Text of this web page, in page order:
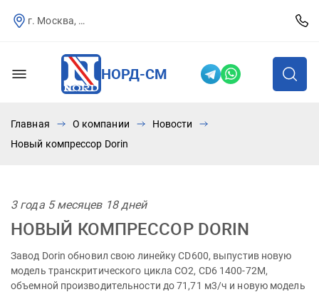
г. Москва, Севастопольский пр-т, д.25
НОРД-СМ
Главная О компании
Новости
Новый компрессор Dorin
3 года 5 месяцев 18 дней
НОВЫЙ КОМПРЕССОР DORIN
Завод Dorin обновил свою линейку CD600, выпустив новую
модель транскритического цикла СО2, CD6 1400-72M,
объемной производительности до 71,71 м3/ч и новую модель